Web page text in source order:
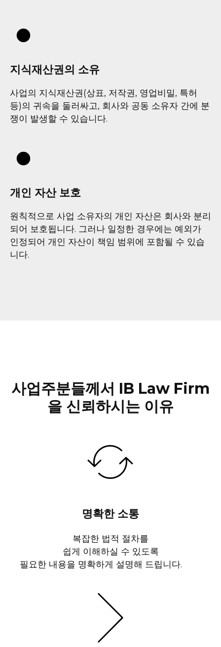
지식재산권의 소유
사업의 지식재산권(상표, 저작권, 영업비밀, 특허
등)의 귀속을 둘러싸고, 회사와 공동 소유자 간에 분
쟁이 발생할 수 있습니다.
개인 자산 보호
원칙적으로 사업 소유자의 개인 자산은 회사와 분리
되어 보호됩니다. 그러나 일정한 경우에는 예외가
인정되어 개인 자산이 책임 범위에 포함될 수 있습
니다.
사업주분들께서 IB Law Firm
을 신뢰하시는 이유
명확한 소통
복잡한 법적 절차를
쉽게 이해하실 수 있도록
필요한 내용을 명확하게 설명해 드립니다.